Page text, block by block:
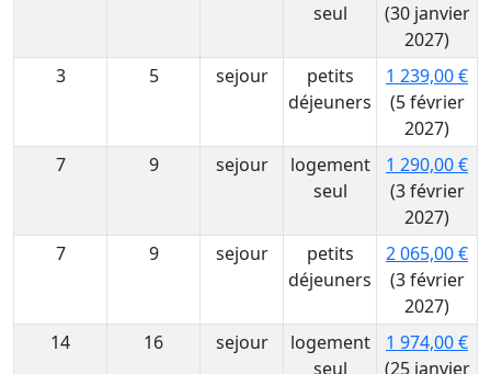
seul
(30 janvier
2027)
3
5 sejour
petits
déjeuners
1 239,00 €
(5 février
2027)
7
9 sejour
logement
seul
1 290,00 €
(3 février
2027)
7
9 sejour
petits
déjeuners
2 065,00 €
(3 février
2027)
14
16 sejour
logement
seul
1 974,00 €
(25 janvier